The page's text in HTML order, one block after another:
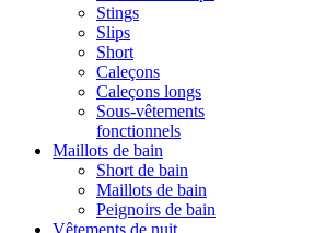
Stings
Slips
Short
Caleçons
Caleçons longs
Sous-vêtements
fonctionnels
Maillots de bain
Short de bain
Maillots de bain
Peignoirs de bain
Vêtements de nuit